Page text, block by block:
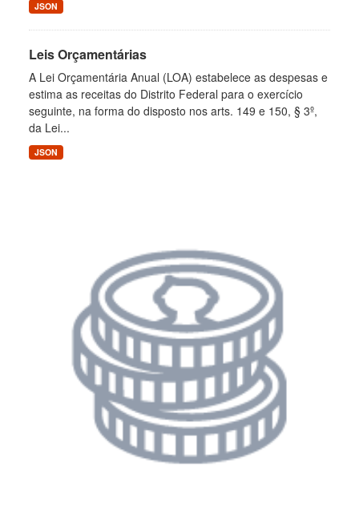
JSON
Leis Orçamentárias
A Lei Orçamentária Anual (LOA) estabelece as despesas e
estima as receitas do Distrito Federal para o exercício
seguinte, na forma do disposto nos arts. 149 e 150, § 3º,
da Lei...
JSON